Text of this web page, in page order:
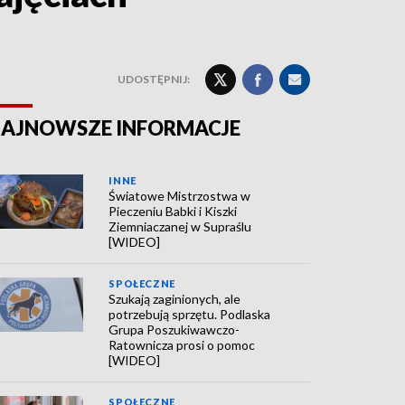
UDOSTĘPNIJ:
INFORMACJE
INNE
Światowe Mistrzostwa w
Pieczeniu Babki i Kiszki
Ziemniaczanej w Supraślu
[WIDEO]
SPOŁECZNE
Szukają zaginionych, ale
potrzebują sprzętu. Podlaska
Grupa Poszukiwawczo-
Ratownicza prosi o pomoc
[WIDEO]
SPOŁECZNE